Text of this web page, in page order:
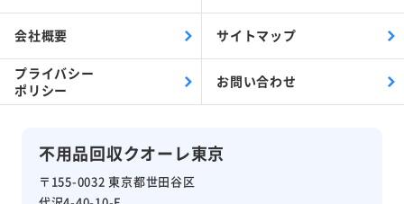
不用品回収クオーレ東京
〒155-0032 東京都世田谷区
会社概要 サイトマップ
プライバシー
ポリシー
お問い合わせ